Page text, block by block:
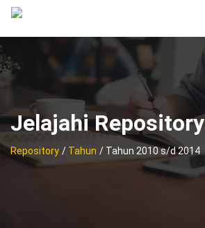
Jelajahi Repository
Repository / Tahun / Tahun 2010 s/d 2014